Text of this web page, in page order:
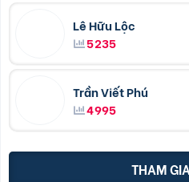
Lê Hữu Lộc
5235
Trần Viết Phú
4995
THAM